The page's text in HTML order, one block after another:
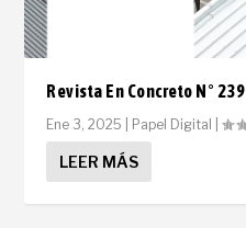
Revista En Concreto N° 239
Ene 3, 2025 Papel Digital |
LEER MÁS